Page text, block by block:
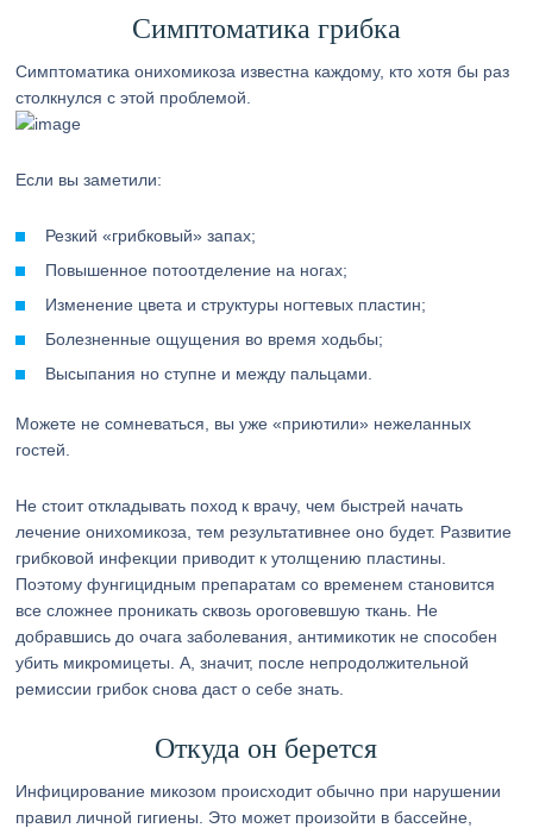
Симптоматика грибка
Симптоматика онихомикоза известна каждому, кто хотя бы раз
столкнулся с этой проблемой.
Если вы заметили:
Резкий «грибковый» запах;
Повышенное потоотделение на ногах;
Изменение цвета и структуры ногтевых пластин;
Болезненные ощущения во время ходьбы;
Высыпания но ступне и между пальцами.
Можете не сомневаться, вы уже «приютили» нежеланных
гостей.
Не стоит откладывать поход к врачу, чем быстрей начать
лечение онихомикоза, тем результативнее оно будет. Развитие
грибковой инфекции приводит к утолщению пластины.
Поэтому фунгицидным препаратам со временем становится
все сложнее проникать сквозь ороговевшую ткань. Не
добравшись до очага заболевания, антимикотик не способен
убить микромицеты. А, значит, после непродолжительной
ремиссии грибок снова даст о себе знать.
Откуда он берется
Инфицирование микозом происходит обычно при нарушении
правил личной гигиены. Это может произойти в бассейне,